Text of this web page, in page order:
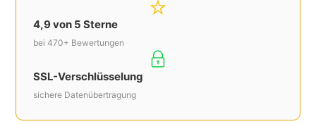
4,9 von 5 Sterne
bei 470+ Bewertungen
SSL-Verschlüsselung
sichere Datenübertragung